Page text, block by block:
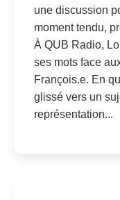
une discussion
moment tendu,
À QUB Radio,
ses mots face
François.e. En
glissé vers un
représentation...